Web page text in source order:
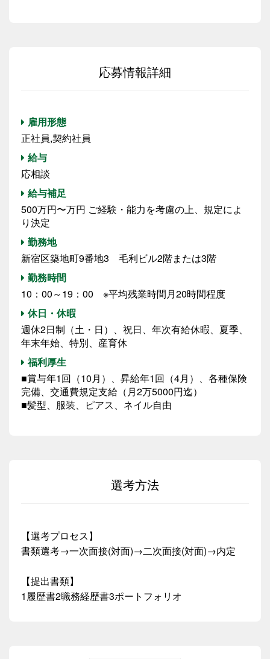
応募情報詳細
雇用形態
正社員,契約社員
給与
応相談
給与補足
500万円〜万円 ご経験・能力を考慮の上、規定によ
り決定
勤務地
新宿区築地町9番地3 毛利ビル2階または3階
勤務時間
10：00～19：00 ※平均残業時間月20時間程度
休日・休暇
週休2日制（土・日）、祝日、年次有給休暇、夏季、
年末年始、特別、産育休
福利厚生
■賞与年1回（10月）、昇給年1回（4月）、各種保険
完備、交通費規定支給（月2万5000円迄）
■髪型、服装、ピアス、ネイル自由
選考方法
【選考プロセス】
書類選考→一次面接(対面)→二次面接(対面)→内定
【提出書類】
1履歴書2職務経歴書3ポートフォリオ